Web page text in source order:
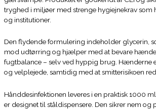
tryghed i miljøer med strenge hygiejnekrav som
og institutioner.
Den flydende formulering indeholder glycerin,
mod udtørring og hjælper med at bevare
fugtbalance – selv ved hyppig brug. Hænderne
og velplejede, samtidig med at smitterisikoen
Hånddesinfektionen leveres i en praktisk 1000
er designet til ståldispensere. Den sikrer nem og